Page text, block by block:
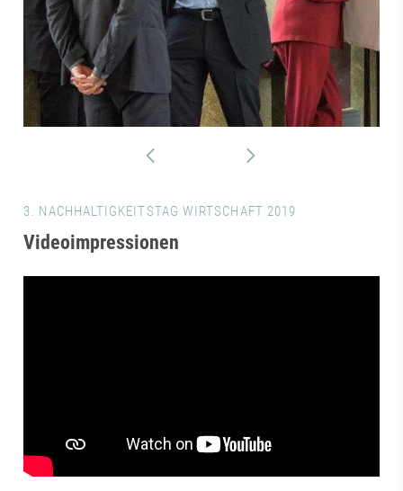
3. NACHHALTIGKEITSTAG WIRTSCHAFT 2019
Videoimpressionen